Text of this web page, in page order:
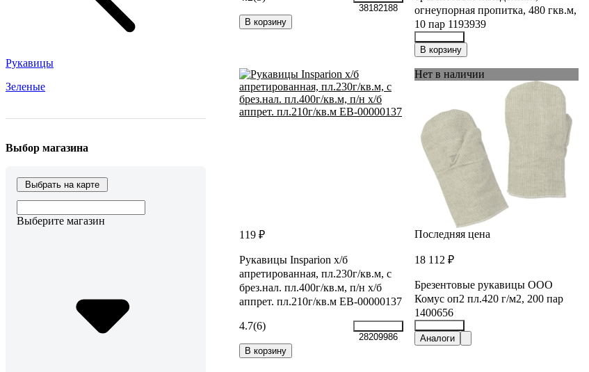
Рукавицы
Зеленые
Выбор магазина
Выбрать на карте
Выберите магазин
38182188
В корзину
огнеупорная пропитка, 480 гкв.м,
10 пар 1193939
23595351
В корзину
119 ₽
Рукавицы Insparion х/б
апретированная, пл.230г/кв.м, с
брез.нал. пл.400г/кв.м, п/н х/б
аппрет. пл.210г/кв.м ЕВ-00000137
4.7(6)
28209986
В корзину
Нет в наличии
Последняя цена
18 112 ₽
Брезентовые рукавицы ООО
Комус оп2 пл.420 г/м2, 200 пар
1400656
30698870
Аналоги